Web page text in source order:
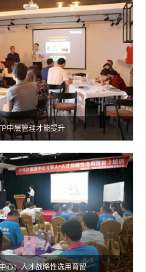
中层管理才能提升
心：人才战略性选用育留